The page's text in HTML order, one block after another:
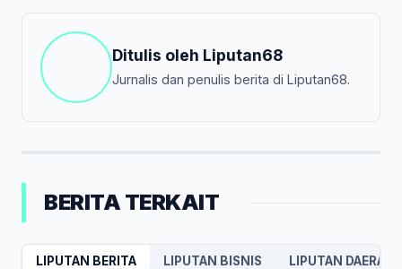
Ditulis oleh Liputan68
Jurnalis dan penulis berita di Liputan68.
BERITA TERKAIT
LIPUTAN BERITA LIPUTAN BISNIS LIPUTAN DAERAH